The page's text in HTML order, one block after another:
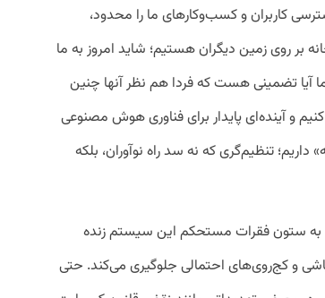
کاربران و کسب‌وکارهای ما را محدود،
بر روی زمین دیگران هستیم؛ شاید امروز به ما
آیا تضمینی هست که فردا هم نظر آنها چنین
کنیم و آینده‌ای پایدار برای فناوری هوش مصنوعی
داریم؛ تنظیم‌گری که نه سد راه نوآوران، بلکه
به ستون فقرات مستحکم این سیستم زنده
و کج‌روی‌های احتمالی جلوگیری می‌کند. حتی